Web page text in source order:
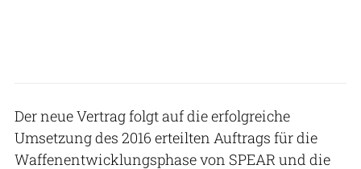
Der neue Vertrag folgt auf die erfolgreiche
Umsetzung des 2016 erteilten Auftrags für die
Waffenentwicklungsphase von SPEAR und die